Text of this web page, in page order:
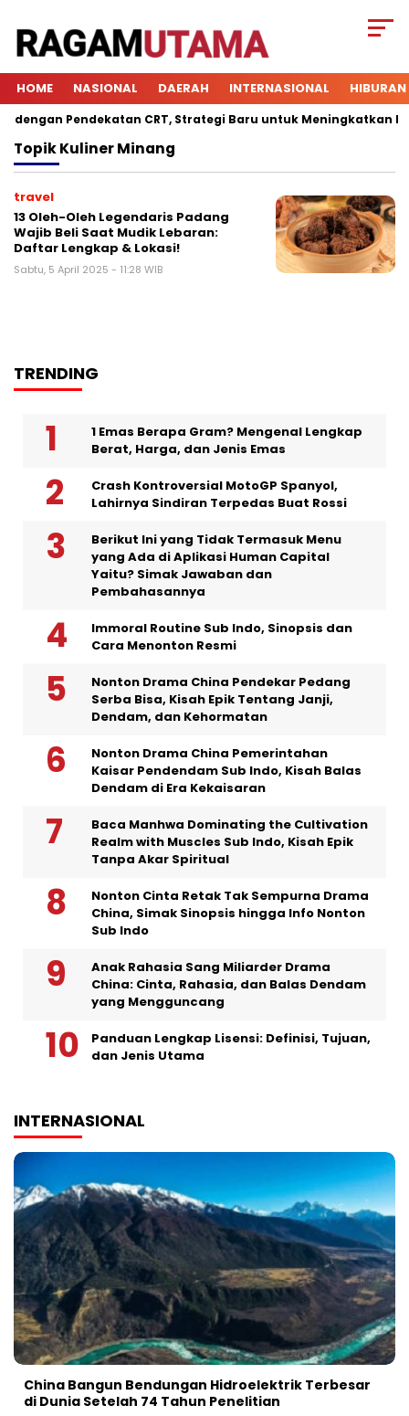
HOME NASIONAL DAERAH INTERNASIONAL HIBURAN
Pendekatan CRT, Strategi Baru untuk Meningkatkan
TopikKuliner Minang
travel
13 Oleh-Oleh Legendaris Padang
Wajib Beli Saat Mudik Lebaran:
Daftar Lengkap & Lokasi!
Sabtu, 5 April 2025 - 11:28 WIB
TRENDING
1 Emas Berapa Gram? Mengenal Lengkap
Berat, Harga, dan Jenis Emas
Crash Kontroversial MotoGP Spanyol,
Lahirnya Sindiran Terpedas Buat Rossi
Berikut Ini yang Tidak Termasuk Menu
yang Ada di Aplikasi Human Capital
Yaitu? Simak Jawaban dan
Pembahasannya
Immoral Routine Sub Indo, Sinopsis dan
Cara Menonton Resmi
Nonton Drama China Pendekar Pedang
Serba Bisa, Kisah Epik Tentang Janji,
Dendam, dan Kehormatan
Nonton Drama China Pemerintahan
Kaisar Pendendam Sub Indo, Kisah Balas
Dendam di Era Kekaisaran
Baca Manhwa Dominating the Cultivation
Realm with Muscles Sub Indo, Kisah Epik
Tanpa Akar Spiritual
Nonton Cinta Retak Tak Sempurna Drama
China, Simak Sinopsis hingga Info Nonton
Sub Indo
Anak Rahasia Sang Miliarder Drama
China: Cinta, Rahasia, dan Balas Dendam
yang Mengguncang
Panduan Lengkap Lisensi: Definisi, Tujuan,
dan Jenis Utama
INTERNASIONAL
China Bangun Bendungan Hidroelektrik Terbesar
di Dunia Setelah 74 Tahun Penelitian